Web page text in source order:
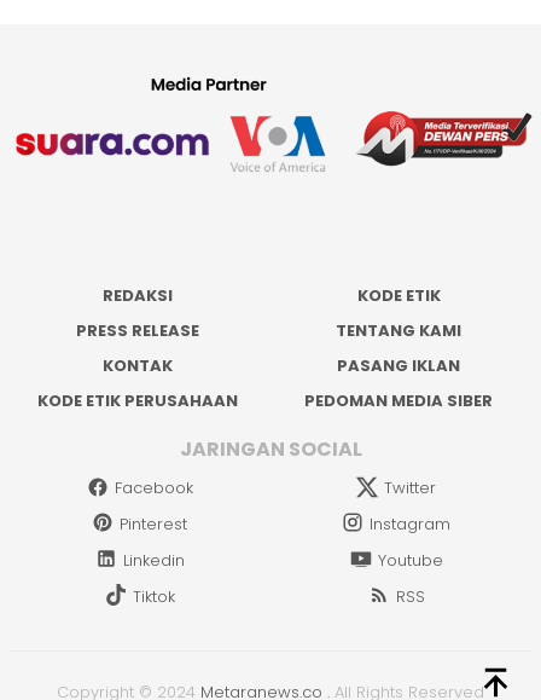
REDAKSI
KODE ETIK
PRESS RELEASE
TENTANG KAMI
KONTAK
PASANG IKLAN
KODE ETIK PERUSAHAAN
PEDOMAN MEDIA SIBER
JARINGAN SOCIAL
Facebook
Twitter
Pinterest
Instagram
Linkedin
Youtube
Tiktok
RSS
Copyright © 2024 Metaranews.co . All Rights Reserved